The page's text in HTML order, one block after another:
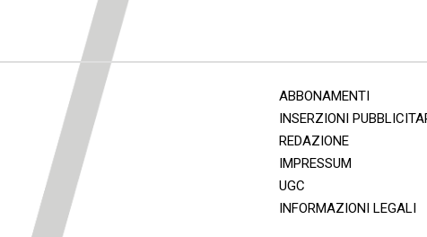
ABBONAMENTI
INSERZIONI
REDAZIONE
IMPRESSUM
UGC
INFORMAZIONI LEGALI